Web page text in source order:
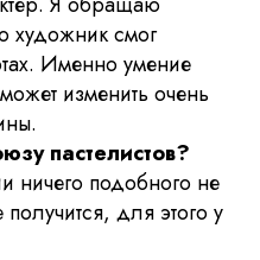
художник смог
Именно умение
изменить очень
пастелистов?
ничего подобного не
для этого у
на этом
художника
или
разрешения